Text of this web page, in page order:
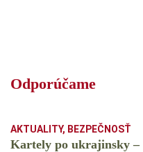
Odporúčame
AKTUALITY, BEZPEČNOSŤ
Kartely po ukrajinsky –